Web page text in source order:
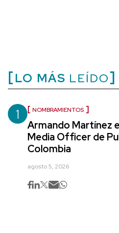
LO MÁS LEÍDO
1 NOMBRAMIENTOS
Armando Martínez
Media Officer de
Colombia
agosto 5, 2026